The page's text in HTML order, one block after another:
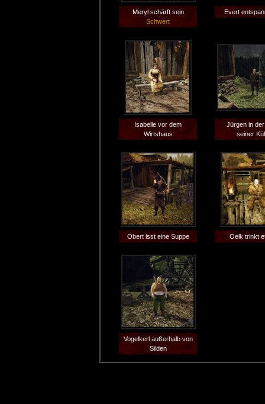
Meryl schärft sein
Schwert
Evert
Isabelle vor dem
Wirtshaus
Jürgen in
seiner
Obert isst eine Suppe Oelk trinkt
Vogelkerl außerhalb von
Silden